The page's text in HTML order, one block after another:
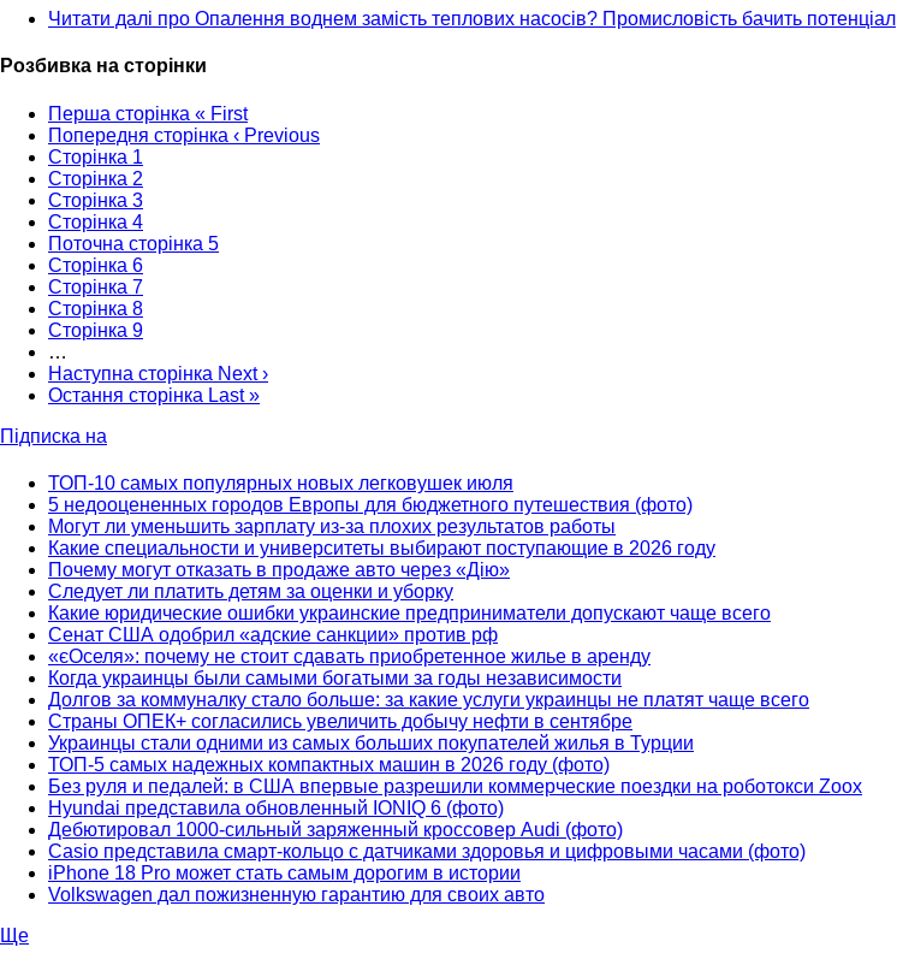
Читати далі про Опалення воднем замість теплових насосів? Промисловість бачить потенціал
Розбивка на сторінки
Перша сторінка « First
Попередня сторінка ‹ Previous
Сторінка 1
Сторінка 2
Сторінка 3
Сторінка 4
Поточна сторінка 5
Сторінка 6
Сторінка 7
Сторінка 8
Сторінка 9
…
Наступна сторінка Next ›
Остання сторінка Last »
Підписка на
ТОП-10 самых популярных новых легковушек июля
5 недооцененных городов Европы для бюджетного путешествия (фото)
Могут ли уменьшить зарплату из-за плохих результатов работы
Какие специальности и университеты выбирают поступающие в 2026 году
Почему могут отказать в продаже авто через «Дію»
Следует ли платить детям за оценки и уборку
Какие юридические ошибки украинские предприниматели допускают чаще всего
Сенат США одобрил «адские санкции» против рф
«єОселя»: почему не стоит сдавать приобретенное жилье в аренду
Когда украинцы были самыми богатыми за годы независимости
Долгов за коммуналку стало больше: за какие услуги украинцы не платят чаще всего
Страны ОПЕК+ согласились увеличить добычу нефти в сентябре
Украинцы стали одними из самых больших покупателей жилья в Турции
ТОП-5 самых надежных компактных машин в 2026 году (фото)
Без руля и педалей: в США впервые разрешили коммерческие поездки на роботокси Zoox
Hyundai представила обновленный IONIQ 6 (фото)
Дебютировал 1000-сильный заряженный кроссовер Audi (фото)
Casio представила смарт-кольцо с датчиками здоровья и цифровыми часами (фото)
iPhone 18 Pro может стать самым дорогим в истории
Volkswagen дал пожизненную гарантию для своих авто
Ще